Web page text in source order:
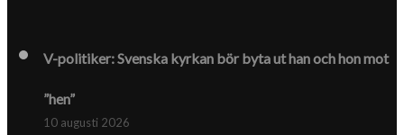
V-politiker: Svenska kyrkan bör byta ut han och hon mot
”hen”
10 augusti 2026